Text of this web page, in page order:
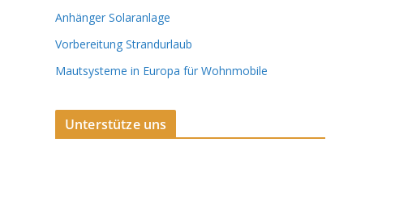
Anhänger Solaranlage
Vorbereitung Strandurlaub
Mautsysteme in Europa für Wohnmobile
Unterstütze uns